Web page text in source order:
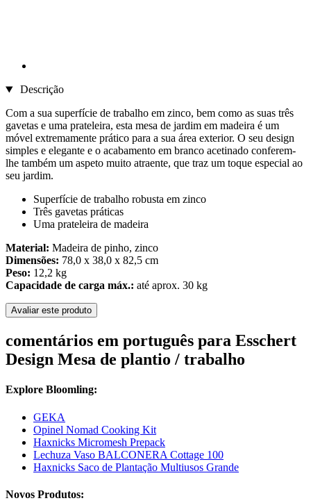
Descrição
Com a sua superfície de trabalho em zinco, bem como as suas três
gavetas e uma prateleira, esta mesa de jardim em madeira é um
móvel extremamente prático para a sua área exterior. O seu design
simples e elegante e o acabamento em branco acetinado conferem-
lhe também um aspeto muito atraente, que traz um toque especial ao
seu jardim.
Superfície de trabalho robusta em zinco
Três gavetas práticas
Uma prateleira de madeira
Material: Madeira de pinho, zinco
Dimensões: 78,0 x 38,0 x 82,5 cm
Peso: 12,2 kg
Capacidade de carga máx.: até aprox. 30 kg
Avaliar este produto
comentários em português para Esschert
Design Mesa de plantio / trabalho
Explore Bloomling:
GEKA
Opinel Nomad Cooking Kit
Haxnicks Micromesh Prepack
Lechuza Vaso BALCONERA Cottage 100
Haxnicks Saco de Plantação Multiusos Grande
Novos Produtos: